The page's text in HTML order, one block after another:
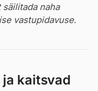
naha
vastupidavuse.
kaitsvad